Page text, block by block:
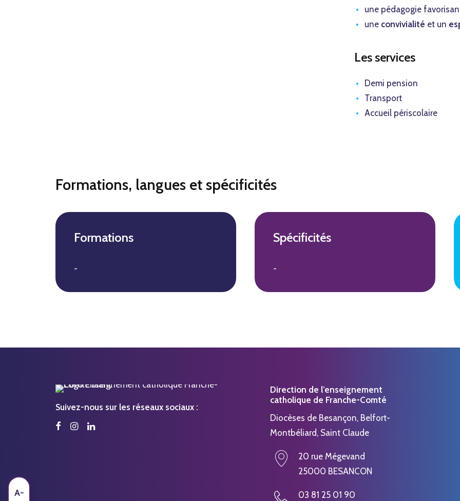
une pédagogie
une convivialité et un
Les services
Demi pension
Transport
Accueil périscolaire
Formations, langues et spécificités
Formations
-
Spécificités
-
Suivez-nous sur les réseaux sociaux :
Direction de l’enseignement
catholique de Franche-Comté
Diocèses de Besançon, Belfort-
Montbéliard, Saint Claude
20 rue Mégevand
25000 BESANCON
03 81 25 01 90
A-